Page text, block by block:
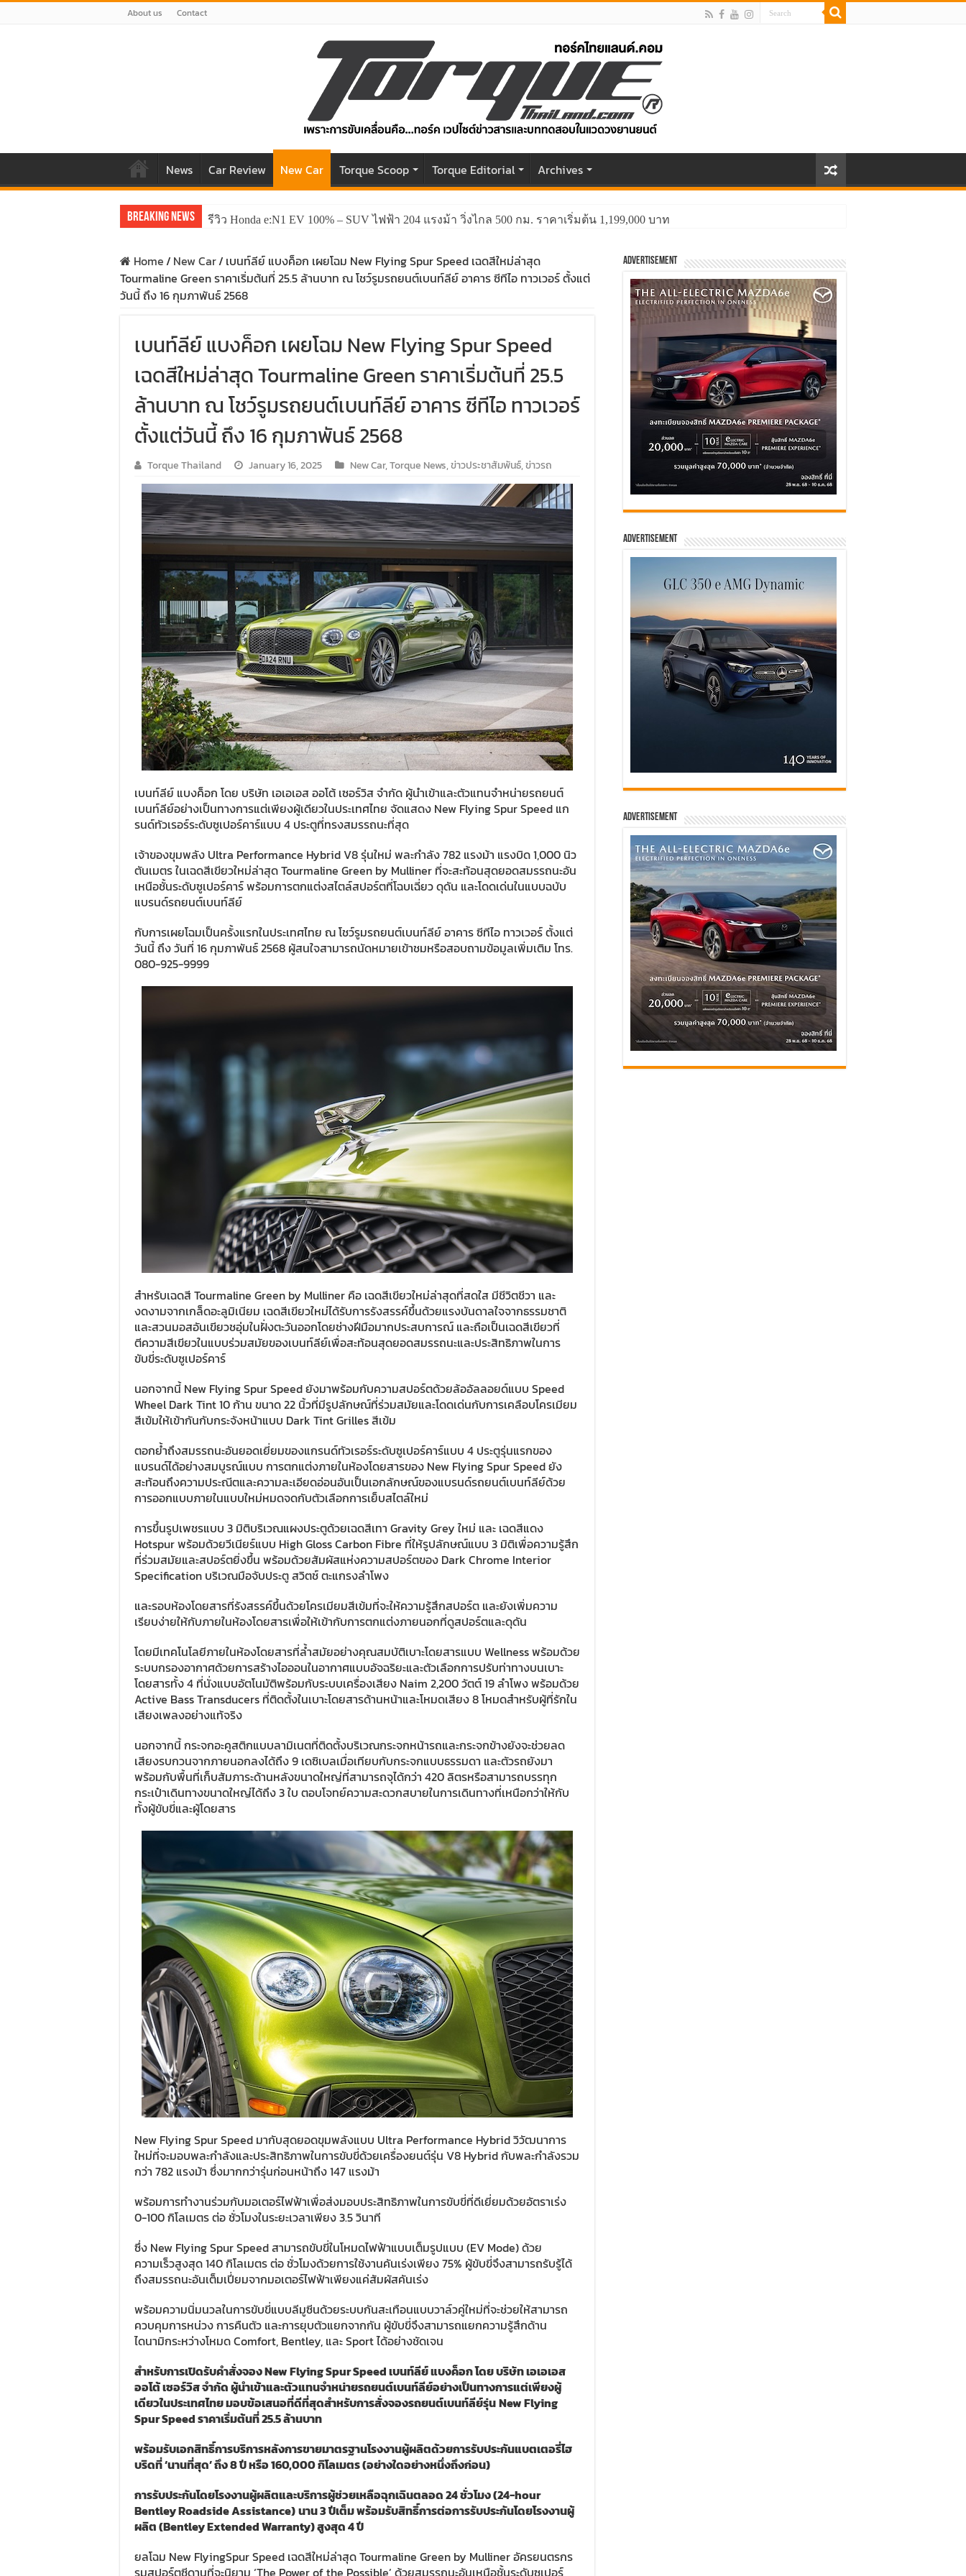
About us Contact
News Car Review New Car Torque Scoop Torque Editorial Archives
Breaking News รีวิว Honda e:N1 EV 100% – SUV ไฟฟ้า 204 แรงม้า วิ่งไกล 500 กม. ราคาเริ่มต้น 1,199,000 บาท
Home/ New Car/ เบนท์ลีย์ แบงค็อก เผยโฉม New Flying Spur Speed เฉดสีใหม่ล่าสุด
Tourmaline Green ราคาเริ่มต้นที่ 25.5 ล้านบาท ณ โชว์รูมรถยนต์เบนท์ลีย์ อาคาร ซีทีไอ ทาวเวอร์ ตั้งแต่
วันนี้ ถึง 16 กุมภาพันธ์ 2568
เบนท์ลีย์ แบงค็อก เผยโฉม New Flying Spur Speed
เฉดสีใหม่ล่าสุด Tourmaline Green ราคาเริ่มต้นที่ 25.5
ล้านบาท ณ โชว์รูมรถยนต์เบนท์ลีย์ อาคาร ซีทีไอ ทาวเวอร์
ตั้งแต่วันนี้ ถึง 16 กุมภาพันธ์ 2568
Torque Thailand January 16, 2025 New Car,Torque News,ข่าวประชาสัมพันธ์,ข่าวรถ
เบนท์ลีย์ แบงค็อก โดย บริษัท เอเอเอส ออโต้ เซอร์วิส จำกัด ผู้นำเข้าและตัวแทนจำหน่ายรถยนต์
เบนท์ลีย์อย่างเป็นทางการแต่เพียงผู้เดียวในประเทศไทย จัดแสดง New Flying Spur Speed แก
รนด์ทัวเรอร์ระดับซูเปอร์คาร์แบบ 4 ประตูที่ทรงสมรรถนะที่สุด
เจ้าของขุมพลัง Ultra Performance Hybrid V8 รุ่นใหม่ พละกำลัง 782 แรงม้า แรงบิด 1,000 นิว
ตันเมตร ในเฉดสีเขียวใหม่ล่าสุด Tourmaline Green by Mulliner ที่จะสะท้อนสุดยอดสมรรถนะอัน
เหนือชั้นระดับซูเปอร์คาร์ พร้อมการตกแต่งสไตล์สปอร์ตที่โฉบเฉี่ยว ดุดัน และโดดเด่นในแบบฉบับ
แบรนด์รถยนต์เบนท์ลีย์
กับการเผยโฉมเป็นครั้งแรกในประเทศไทย ณ โชว์รูมรถยนต์เบนท์ลีย์ อาคาร ซีทีไอ ทาวเวอร์ ตั้งแต่
วันนี้ ถึง วันที่ 16 กุมภาพันธ์ 2568 ผู้สนใจสามารถนัดหมายเข้าชมหรือสอบถามข้อมูลเพิ่มเติม โทร.
080-925-9999
สำหรับเฉดสี Tourmaline Green by Mulliner คือ เฉดสีเขียวใหม่ล่าสุดที่สดใส มีชีวิตชีวา และ
งดงามจากเกล็ดอะลูมิเนียม เฉดสีเขียวใหม่ได้รับการรังสรรค์ขึ้นด้วยแรงบันดาลใจจากธรรมชาติ
และสวนมอสอันเขียวชอุ่มในฝั่งตะวันออกโดยช่างฝีมือมากประสบการณ์ และถือเป็นเฉดสีเขียวที่
ตีความสีเขียวในแบบร่วมสมัยของเบนท์ลีย์เพื่อสะท้อนสุดยอดสมรรถนะและประสิทธิภาพในการ
ขับขี่ระดับซูเปอร์คาร์
นอกจากนี้ New Flying Spur Speed ยังมาพร้อมกับความสปอร์ตด้วยล้ออัลลอยด์แบบ Speed
Wheel Dark Tint 10 ก้าน ขนาด 22 นิ้วที่มีรูปลักษณ์ที่ร่วมสมัยและโดดเด่นกับการเคลือบโครเมียม
สีเข้มให้เข้ากันกับกระจังหน้าแบบ Dark Tint Grilles สีเข้ม
ตอกย้ำถึงสมรรถนะอันยอดเยี่ยมของแกรนด์ทัวเรอร์ระดับซูเปอร์คาร์แบบ 4 ประตูรุ่นแรกของ
แบรนด์ได้อย่างสมบูรณ์แบบ การตกแต่งภายในห้องโดยสารของ New Flying Spur Speed ยัง
สะท้อนถึงความประณีตและความละเอียดอ่อนอันเป็นเอกลักษณ์ของแบรนด์รถยนต์เบนท์ลีย์ด้วย
การออกแบบภายในแบบใหม่หมดจดกับตัวเลือกการเย็บสไตล์ใหม่
การขึ้นรูปเพชรแบบ 3 มิติบริเวณแผงประตูด้วยเฉดสีเทา Gravity Grey ใหม่ และ เฉดสีแดง
Hotspur พร้อมด้วยวีเนียร์แบบ High Gloss Carbon Fibre ที่ให้รูปลักษณ์แบบ 3 มิติเพื่อความรู้สึก
ที่ร่วมสมัยและสปอร์ตยิ่งขึ้น พร้อมด้วยสัมผัสแห่งความสปอร์ตของ Dark Chrome Interior
Specification บริเวณมือจับประตู สวิตช์ ตะแกรงลำโพง
และรอบห้องโดยสารที่รังสรรค์ขึ้นด้วยโครเมียมสีเข้มที่จะให้ความรู้สึกสปอร์ต และยังเพิ่มความ
เรียบง่ายให้กับภายในห้องโดยสารเพื่อให้เข้ากับการตกแต่งภายนอกที่ดูสปอร์ตและดุดัน
โดยมีเทคโนโลยีภายในห้องโดยสารที่ล้ำสมัยอย่างคุณสมบัติเบาะโดยสารแบบ Wellness พร้อมด้วย
ระบบกรองอากาศด้วยการสร้างไอออนในอากาศแบบอัจฉริยะและตัวเลือกการปรับท่าทางบนเบาะ
โดยสารทั้ง 4 ที่นั่งแบบอัตโนมัติพร้อมกับระบบเครื่องเสียง Naim 2,200 วัตต์ 19 ลำโพง พร้อมด้วย
Active Bass Transducers ที่ติดตั้งในเบาะโดยสารด้านหน้าและโหมดเสียง 8 โหมดสำหรับผู้ที่รักใน
เสียงเพลงอย่างแท้จริง
นอกจากนี้ กระจกอะคูสติกแบบลามิเนตที่ติดตั้งบริเวณกระจกหน้ารถและกระจกข้างยังจะช่วยลด
เสียงรบกวนจากภายนอกลงได้ถึง 9 เดซิเบลเมื่อเทียบกับกระจกแบบธรรมดา และตัวรถยังมา
พร้อมกับพื้นที่เก็บสัมภาระด้านหลังขนาดใหญ่ที่สามารถจุได้กว่า 420 ลิตรหรือสามารถบรรทุก
กระเป๋าเดินทางขนาดใหญ่ได้ถึง 3 ใบ ตอบโจทย์ความสะดวกสบายในการเดินทางที่เหนือกว่าให้กับ
ทั้งผู้ขับขี่และผู้โดยสาร
New Flying Spur Speed มากับสุดยอดขุมพลังแบบ Ultra Performance Hybrid วิวัฒนาการ
ใหม่ที่จะมอบพละกำลังและประสิทธิภาพในการขับขี่ด้วยเครื่องยนต์รุ่น V8 Hybrid กับพละกำลังรวม
กว่า 782 แรงม้า ซึ่งมากกว่ารุ่นก่อนหน้าถึง 147 แรงม้า
พร้อมการทำงานร่วมกับมอเตอร์ไฟฟ้าเพื่อส่งมอบประสิทธิภาพในการขับขี่ที่ดีเยี่ยมด้วยอัตราเร่ง
0-100 กิโลเมตร ต่อ ชั่วโมงในระยะเวลาเพียง 3.5 วินาที
ซึ่ง New Flying Spur Speed สามารถขับขี่ในโหมดไฟฟ้าแบบเต็มรูปแบบ (EV Mode) ด้วย
ความเร็วสูงสุด 140 กิโลเมตร ต่อ ชั่วโมงด้วยการใช้งานคันเร่งเพียง 75% ผู้ขับขี่จึงสามารถรับรู้ได้
ถึงสมรรถนะอันเต็มเปี่ยมจากมอเตอร์ไฟฟ้าเพียงแค่สัมผัสคันเร่ง
พร้อมความนิ่มนวลในการขับขี่แบบลีมูซีนด้วยระบบกันสะเทือนแบบวาล์วคู่ใหม่ที่จะช่วยให้สามารถ
ควบคุมการหน่วง การคืนตัว และการยุบตัวแยกจากกัน ผู้ขับขี่จึงสามารถแยกความรู้สึกด้าน
ไดนามิกระหว่างโหมด Comfort, Bentley, และ Sport ได้อย่างชัดเจน
สำหรับการเปิดรับคำสั่งจอง New Flying Spur Speed เบนท์ลีย์ แบงค็อก โดย บริษัท เอเอเอส
ออโต้ เซอร์วิส จำกัด ผู้นำเข้าและตัวแทนจำหน่ายรถยนต์เบนท์ลีย์อย่างเป็นทางการแต่เพียงผู้
เดียวในประเทศไทย มอบข้อเสนอที่ดีที่สุดสำหรับการสั่งจองรถยนต์เบนท์ลีย์รุ่นNewFlying
Spur Speedราคาเริ่มต้นที่25.5ล้านบาท
พร้อมรับเอกสิทธิ์การบริการหลังการขายมาตรฐานโรงงานผู้ผลิตด้วยการรับประกันแบตเตอรี่ไฮ
บริดที่ ‘นานที่สุด’ ถึง 8 ปี หรือ 160,000 กิโลเมตร (อย่างใดอย่างหนึ่งถึงก่อน)
การรับประกันโดยโรงงานผู้ผลิตและบริการผู้ช่วยเหลือฉุกเฉินตลอด 24 ชั่วโมง(24-hour
Bentley Roadside Assistance)นาน 3 ปีเต็ม พร้อมรับสิทธิ์การต่อการรับประกันโดยโรงงานผู้
ผลิต (Bentley Extended Warranty)สูงสุด 4 ปี
ยลโฉม New FlyingSpur Speed เฉดสีใหม่ล่าสุด Tourmaline Green by Mulliner อัครยนตรกร
รมสปอร์ตซีดานที่จะนิยาม ‘The Power of the Possible’ ด้วยสมรรถนะอันเหนือชั้นระดับซูเปอร์
Advertisement
Advertisement
Advertisement